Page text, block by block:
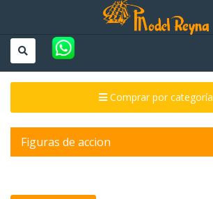
Comprar por categoría
Figuras de accion